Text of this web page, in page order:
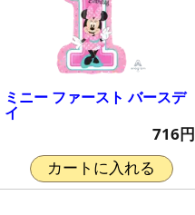
ミニー ファースト バースデ
イ
716円
カートに入れる